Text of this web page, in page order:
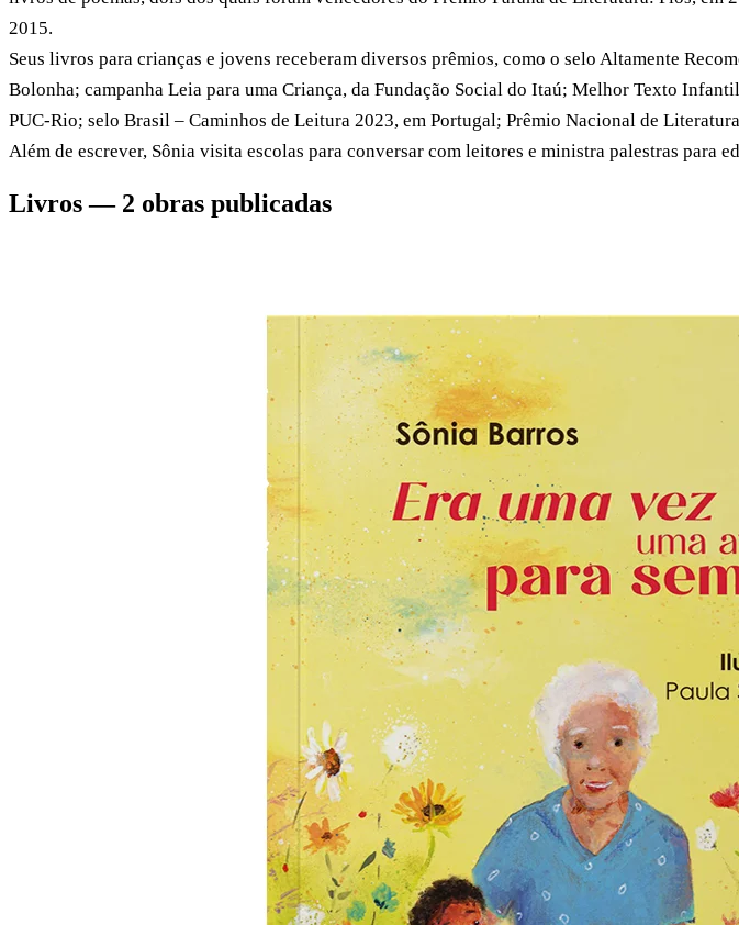
2015.
Seus livros para crianças e jovens receberam diversos prêmios, como o selo Altamente
Bolonha; campanha Leia para uma Criança, da Fundação Social do Itaú; Melhor Texto
PUC-Rio; selo Brasil – Caminhos de Leitura 2023, em Portugal; Prêmio Nacional de
Além de escrever, Sônia visita escolas para conversar com leitores e ministra palestras para
Livros — 2 obras publicadas